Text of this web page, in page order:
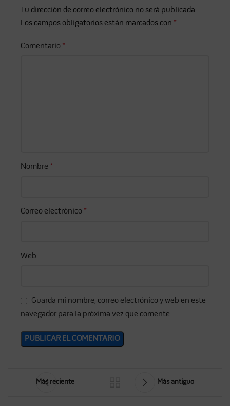
Tu dirección de correo electrónico no será publicada.
Los campos obligatorios están marcados con *
Comentario *
Nombre *
Correo electrónico *
Web
Guarda mi nombre, correo electrónico y web en este
navegador para la próxima vez que comente.
Más reciente Más antiguo